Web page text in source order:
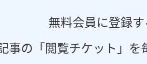
無料会員に登録
事の「閲覧チケット」